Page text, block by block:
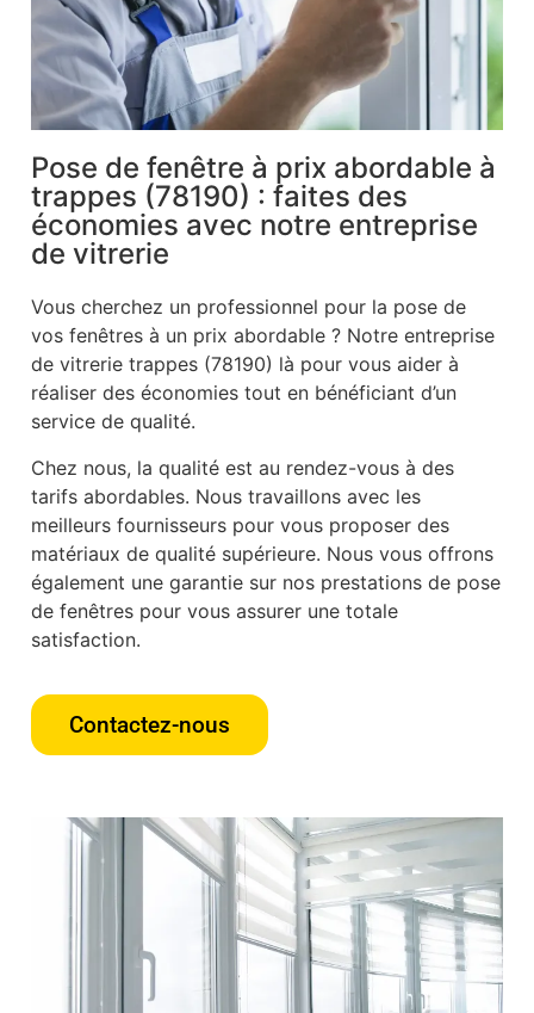
Pose de fenêtre à prix abordable à
trappes (78190) : faites des
économies avec notre entreprise
de vitrerie
Vous cherchez un professionnel pour la pose de
vos fenêtres à un prix abordable ? Notre entreprise
de vitrerie trappes (78190) là pour vous aider à
réaliser des économies tout en bénéficiant d’un
service de qualité.
Chez nous, la qualité est au rendez-vous à des
tarifs abordables. Nous travaillons avec les
meilleurs fournisseurs pour vous proposer des
matériaux de qualité supérieure. Nous vous offrons
également une garantie sur nos prestations de pose
de fenêtres pour vous assurer une totale
satisfaction.
Contactez-nous